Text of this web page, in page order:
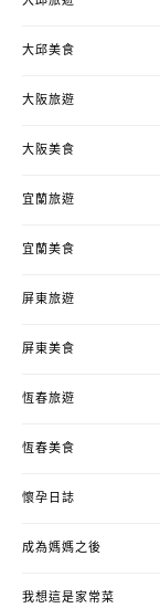
大邱美食
大阪旅遊
大阪美食
宜蘭旅遊
宜蘭美食
屏東旅遊
屏東美食
恆春旅遊
恆春美食
懷孕日誌
成為媽媽之後
我想這是家常菜